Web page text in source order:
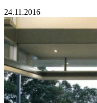
24.11.2016